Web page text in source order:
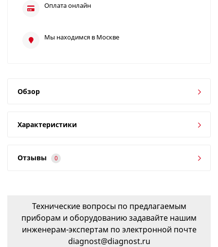
Оплата онлайн
Мы находимся в Москве
Обзор
Характеристики
Отзывы 0
Технические вопросы по предлагаемым
приборам и оборудованию задавайте нашим
инженерам-экспертам по электронной почте
diagnost@diagnost.ru